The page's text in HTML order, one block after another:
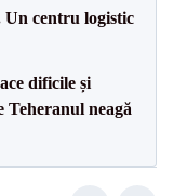
Un centru logistic
dificile și
neagă